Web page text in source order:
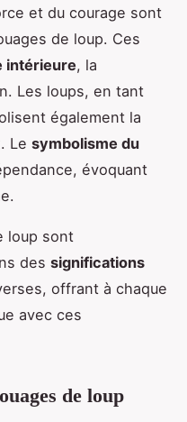
et du courage sont
de loup. Ces
intérieure, la
Les loups, en tant
également la
Le symbolisme du
évoquant
loup sont
des significations
offrant à chaque
avec ces
de loup